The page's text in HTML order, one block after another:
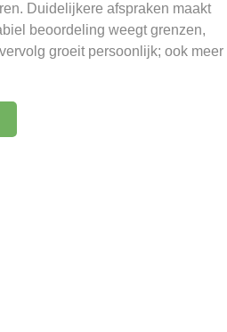
Duidelijkere afspraken maakt
beoordeling weegt grenzen,
groeit persoonlijk; ook meer